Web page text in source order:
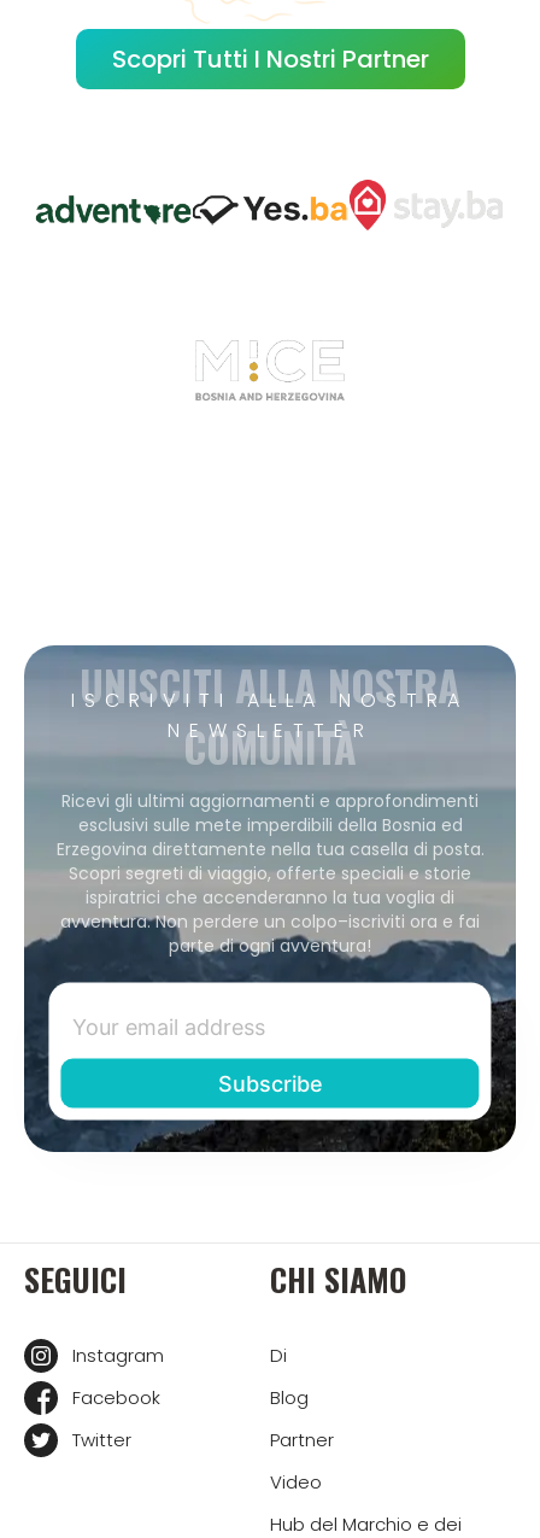
Scopri Tutti I Nostri Partner
ISCRIVITI ALLA NOSTRA
NEWSLETTER
UNISCITI ALLA NOSTRA
COMUNITÀ
Ricevi gli ultimi aggiornamenti e approfondimenti
esclusivi sulle mete imperdibili della Bosnia ed
Erzegovina direttamente nella tua casella di posta.
Scopri segreti di viaggio, offerte speciali e storie
ispiratrici che accenderanno la tua voglia di
avventura. Non perdere un colpo–iscriviti ora e fai
parte di ogni avventura!
SEGUICI
Instagram
Facebook
Twitter
CHI SIAMO
Di
Blog
Partner
Video
Hub del Marchio e dei